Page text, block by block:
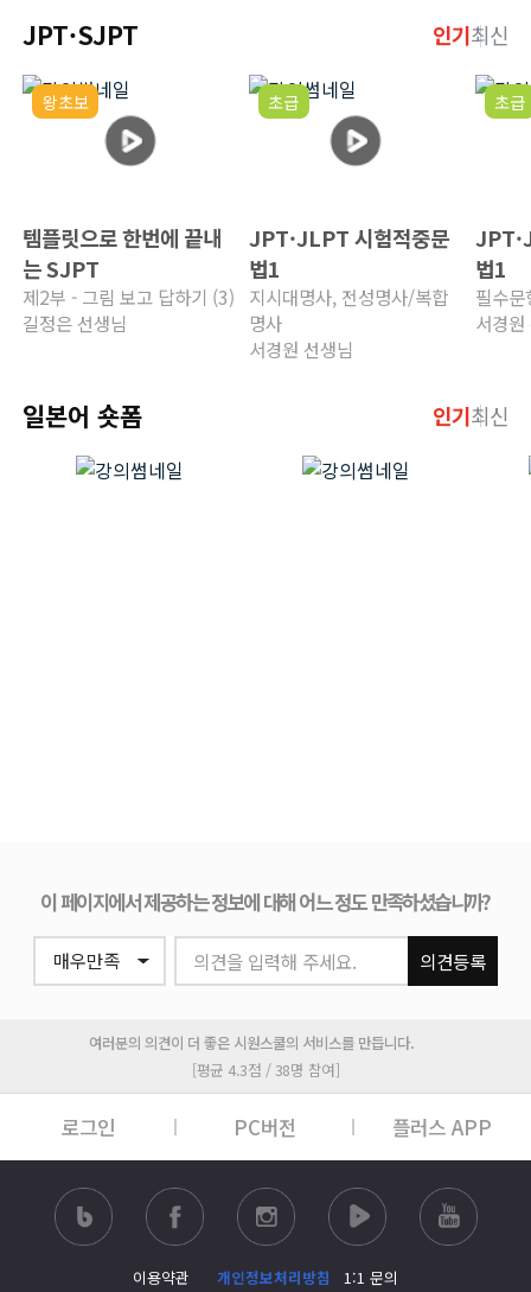
JPT·SJPT 인기최신
왕초보
템플릿으로 한번에 끝내
는 SJPT
제2부 - 그림 보고 답하기 (3)
길정은 선생님
초급
JPT·JLPT 시험적중문
법1
지시대명사, 전성명사/복합
명사
서경원 선생님
초급
법1
필수
서경원
일본어 숏폼 인기최신
이 페이지에서 제공하는 정보에 대해 어느 정도 만족하셨습니까?
의견을 입력해 주세요. 의견등록
여러분의 의견이 더 좋은 시원스쿨의 서비스를 만듭니다.
[평균 4.3점 / 38명 참여]
로그인 PC버전 플러스 APP
이용약관 개인정보처리방침 1:1 문의